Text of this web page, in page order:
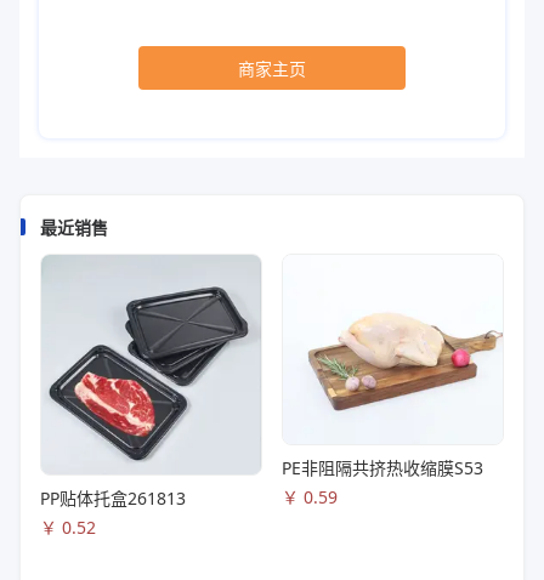
商家主页
最近销售
PP贴体托盒261813
￥ 0.52
PE非阻隔共挤热收缩膜S53
￥ 0.59